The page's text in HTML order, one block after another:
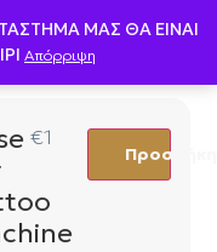
ΜΑΣ ΘΑ ΕΙΝΑΙ
Απόρριψη
€12,00